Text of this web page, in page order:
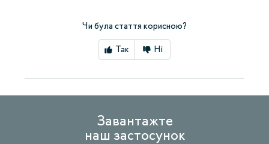
Чи була стаття корисною?
Так Ні
Завантажте
наш застосунок